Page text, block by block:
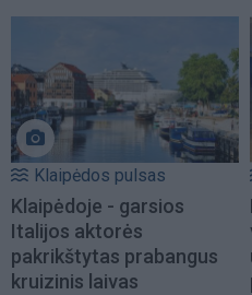
Klaipėdos pulsas
Klaipėdoje - garsios
Italijos aktorės
pakrikštytas prabangus
kruizinis laivas